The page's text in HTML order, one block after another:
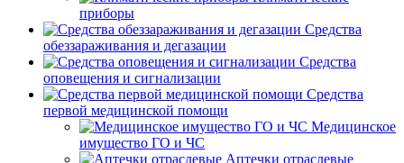
приборы
Средства
обеззараживания и дегазации
Средства
оповещения и сигнализации
Средства
первой медицинской помощи
Медицинское
имущество ГО и ЧС
Аптечки отраслевые